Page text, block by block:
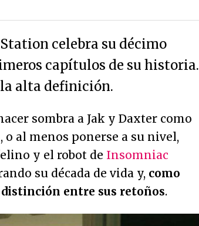
celebra su décimo
capítulos de su historia.
alta definición.
sombra a Jak y Daxter como
o al menos ponerse a su nivel,
y el robot de Insomniac
su década de vida y, como
distinción entre sus retoños.